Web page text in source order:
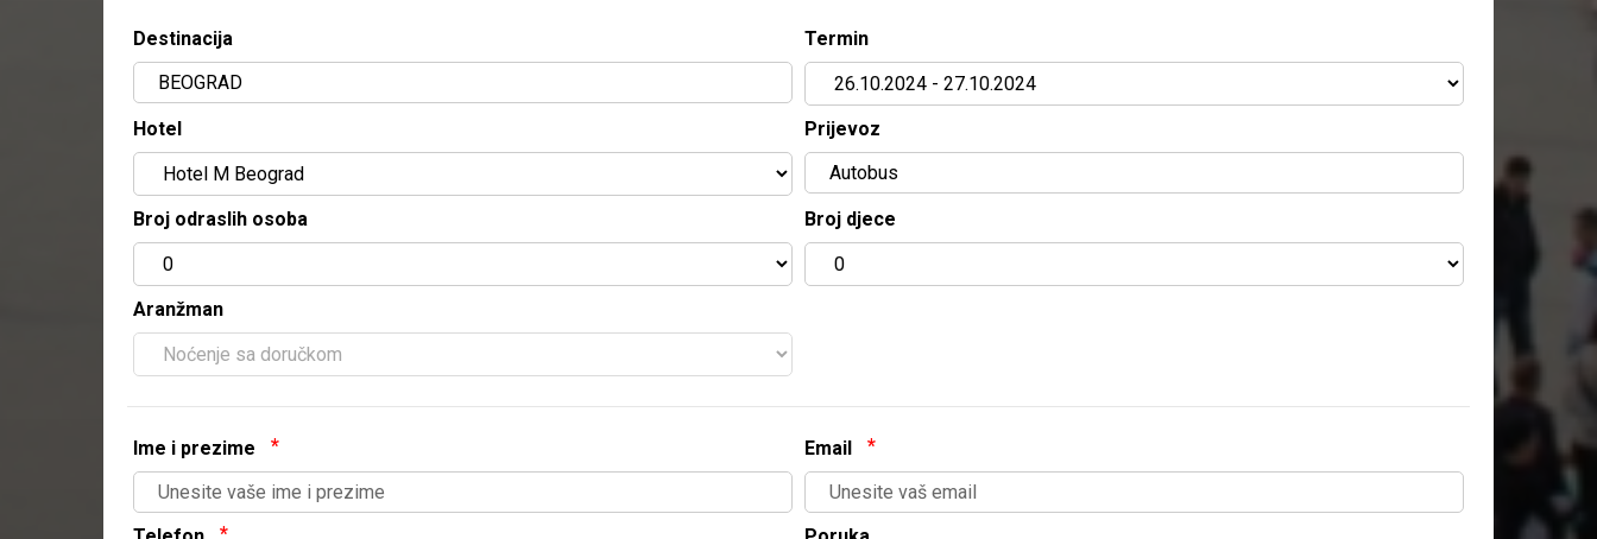
Destinacija Termin
Hotel Prijevoz
Broj odraslih osoba Broj djece
Aranžman
Ime i prezime Email